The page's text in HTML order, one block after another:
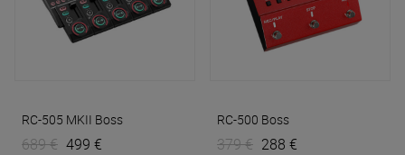
RC-505 MKII Boss
689 € 499 €
RC-500 Boss
379 € 288 €